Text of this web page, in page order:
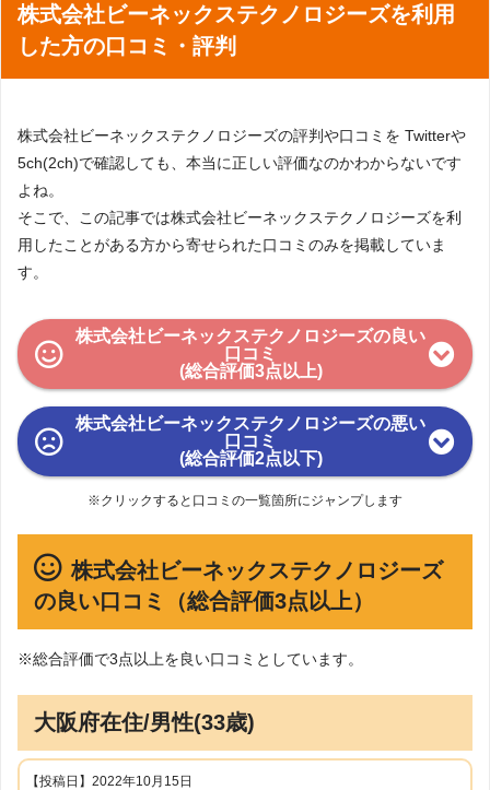
株式会社ビーネックステクノロジーズを利用
した方の口コミ・評判
株式会社ビーネックステクノロジーズの評判や口コミを Twitterや
5ch(2ch)で確認しても、本当に正しい評価なのかわからないです
よね。
そこで、この記事では株式会社ビーネックステクノロジーズを利
用したことがある方から寄せられた口コミのみを掲載していま
す。
株式会社ビーネックステクノロジーズの良い
口コミ
(総合評価3点以上)
株式会社ビーネックステクノロジーズの悪い
口コミ
(総合評価2点以下)
※クリックすると口コミの一覧箇所にジャンプします
株式会社ビーネックステクノロジーズ
の良い口コミ（総合評価3点以上）
※総合評価で3点以上を良い口コミとしています。
大阪府在住/男性(33歳)
【投稿日】2022年10月15日